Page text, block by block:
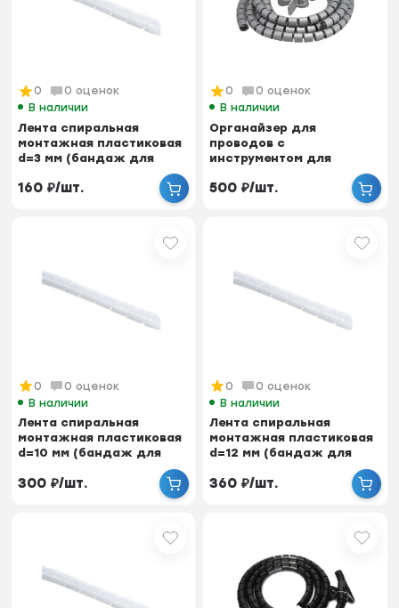
0
0 оценок
В наличии
Лента спиральная
монтажная пластиковая
d=3 мм (бандаж для
160 ₽/шт.
0
0 оценок
В наличии
Органайзер для
проводов с
инструментом для
пластик, серый,...
500 ₽/шт.
0
0 оценок
В наличии
Лента спиральная
монтажная пластиковая
d=10 мм (бандаж для
300 ₽/шт.
0
0 оценок
В наличии
Лента спиральная
монтажная пластиковая
d=12 мм (бандаж для
360 ₽/шт.